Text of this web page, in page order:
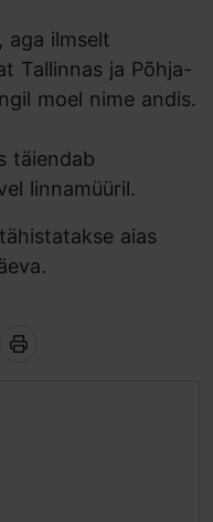
aga ilmselt
Tallinnas ja Põhja-
moel nime andis.
täiendab
linnamüüril.
aias